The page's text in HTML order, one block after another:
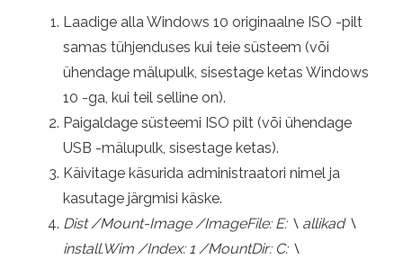
Laadige alla Windows 10 originaalne ISO -pilt
samas tühjenduses kui teie süsteem (või
ühendage mälupulk, sisestage ketas Windows
10 -ga, kui teil selline on).
Paigaldage süsteemi ISO pilt (või ühendage
USB -mälupulk, sisestage ketas).
Käivitage käsurida administraatori nimel ja
kasutage järgmisi käske.
Dist /Mount-Image /ImageFile: E: \ allikad \
install.Wim /Index: 1 /MountDir: C: \